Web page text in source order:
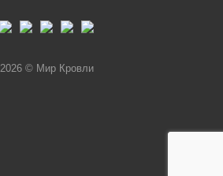
2026 © Мир Кровли